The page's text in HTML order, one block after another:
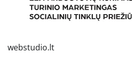
webstudio.lt